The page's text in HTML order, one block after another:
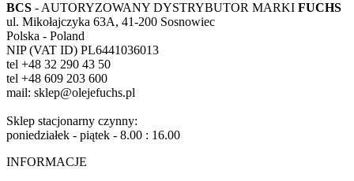
BCS - AUTORYZOWANY DYSTRYBUTOR MARKI FUCHS
ul. Mikołajczyka 63A, 41-200 Sosnowiec
Polska - Poland
NIP (VAT ID) PL6441036013
tel +48 32 290 43 50
tel +48 609 203 600
mail: sklep@olejefuchs.pl
Sklep stacjonarny czynny:
poniedziałek - piątek - 8.00 : 16.00
INFORMACJE